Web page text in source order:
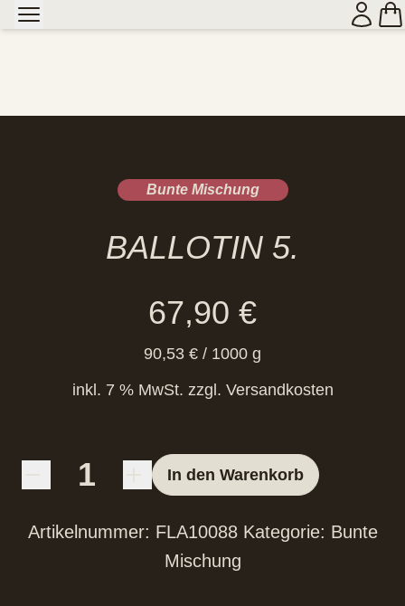
Bunte Mischung
BALLOTIN 5.
67,90 €
90,53 € / 1000 g
inkl. 7 % MwSt. zzgl. Versandkosten
In den Warenkorb
Artikelnummer: FLA10088 Kategorie: Bunte
Mischung